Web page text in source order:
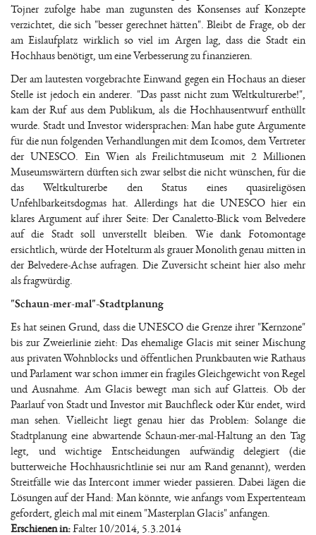
Tojner zufolge habe man zugunsten des Konsenses auf Konzepte
verzichtet, die sich "besser gerechnet hätten". Bleibt de Frage, ob der
am Eislaufplatz wirklich so viel im Argen lag, dass die Stadt ein
Hochhaus benötigt, um eine Verbesserung zu finanzieren.
Der am lautesten vorgebrachte Einwand gegen ein Hochaus an dieser
Stelle ist jedoch ein anderer. "Das passt nicht zum Weltkulturerbe!",
kam der Ruf aus dem Publikum, als die Hochhausentwurf enthüllt
wurde. Stadt und Investor widersprachen: Man habe gute Argumente
für die nun folgenden Verhandlungen mit dem Icomos, dem Vertreter
der UNESCO. Ein Wien als Freilichtmuseum mit 2 Millionen
Museumswärtern dürften sich zwar selbst die nicht wünschen, für die
das Weltkulturerbe den Status eines quasireligösen
Unfehlbarkeitsdogmas hat. Allerdings hat die UNESCO hier ein
klares Argument auf ihrer Seite: Der Canaletto-Blick vom Belvedere
auf die Stadt soll unverstellt bleiben. Wie dank Fotomontage
ersichtlich, würde der Hotelturm als grauer Monolith genau mitten in
der Belvedere-Achse aufragen. Die Zuversicht scheint hier also mehr
als fragwürdig.
"Schaun-mer-mal"-Stadtplanung
Es hat seinen Grund, dass die UNESCO die Grenze ihrer "Kernzone"
bis zur Zweierlinie zieht: Das ehemalige Glacis mit seiner Mischung
aus privaten Wohnblocks und öffentlichen Prunkbauten wie Rathaus
und Parlament war schon immer ein fragiles Gleichgewicht von Regel
und Ausnahme. Am Glacis bewegt man sich auf Glatteis. Ob der
Paarlauf von Stadt und Investor mit Bauchfleck oder Kür endet, wird
man sehen. Vielleicht liegt genau hier das Problem: Solange die
Stadtplanung eine abwartende Schaun-mer-mal-Haltung an den Tag
legt, und wichtige Entscheidungen aufwändig delegiert (die
butterweiche Hochhausrichtlinie sei nur am Rand genannt), werden
Streitfälle wie das Intercont immer wieder passieren. Dabei lägen die
Lösungen auf der Hand: Man könnte, wie anfangs vom Expertenteam
gefordert, gleich mal mit einem "Masterplan Glacis" anfangen.
Erschienen in: Falter 10/2014, 5.3.2014